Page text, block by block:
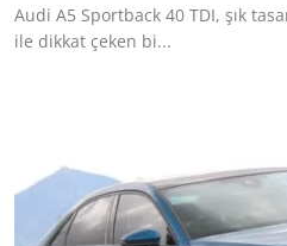
Audi A5 Sportback 40 TDI, şık
ile dikkat çeken bi...